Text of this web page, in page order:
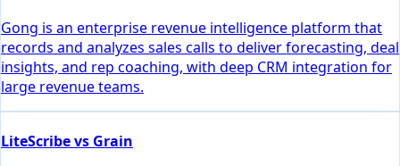
Gong is an enterprise revenue intelligence platform that
records and analyzes sales calls to deliver forecasting, deal
insights, and rep coaching, with deep CRM integration for
large revenue teams.
LiteScribe vs Grain